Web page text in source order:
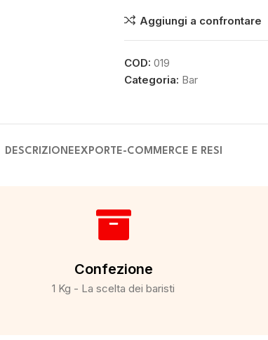
Aggiungi a confrontare
COD: 019
Categoria: Bar
DESCRIZIONEEXPORT E-COMMERCE E RESI
Confezione
1 Kg - La scelta dei baristi